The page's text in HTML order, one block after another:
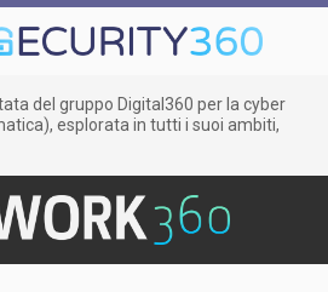
del gruppo Digital360 per la cyber
esplorata in tutti i suoi ambiti,